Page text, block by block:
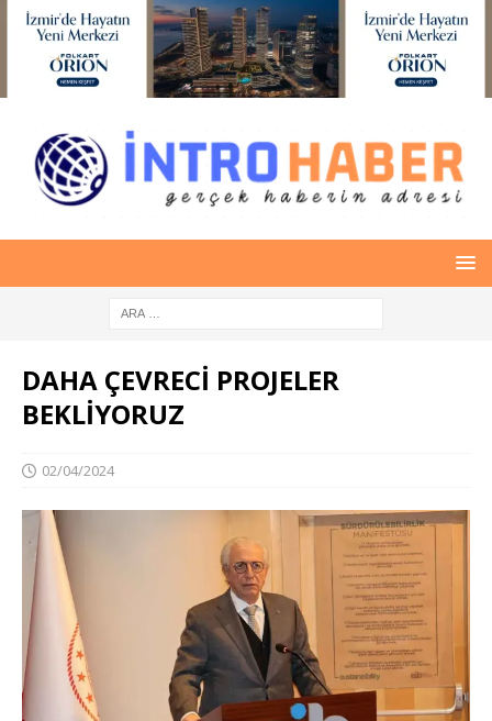
DAHA ÇEVRECİ PROJELER
BEKLİYORUZ
02/04/2024